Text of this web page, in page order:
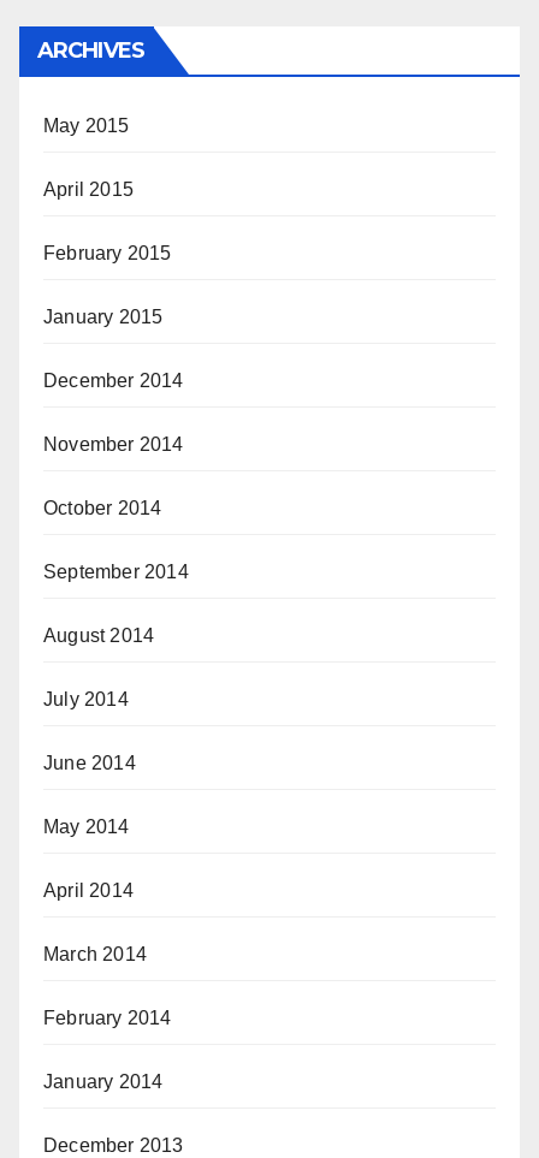
ARCHIVES
May 2015
April 2015
February 2015
January 2015
December 2014
November 2014
October 2014
September 2014
August 2014
July 2014
June 2014
May 2014
April 2014
March 2014
February 2014
January 2014
December 2013